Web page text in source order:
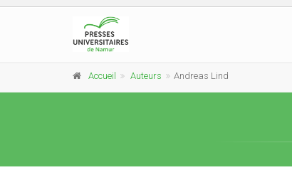
Accueil Auteurs Andreas Lind